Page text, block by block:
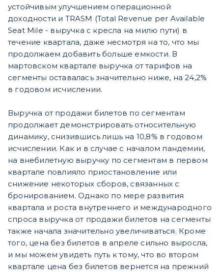
устойчивым улучшением операционной
доходности и TRASM (Total Revenue per Available
Seat Mile - выручка с кресла на милю пути) в
течение квартала, даже несмотря на то, что мы
продолжаем добавить больше емкости. В
мартовском квартале выручка от тарифов на
сегменты оставалась значительно ниже, на 24,2%
в годовом исчислении.
Выручка от продажи билетов по сегментам
продолжает демонстрировать относительную
динамику, снизившись лишь на 10,8% в годовом
исчислении. Как и в случае с началом пандемии,
на внебилетную выручку по сегментам в первом
квартале повлияло приостановление или
снижение некоторых сборов, связанных с
бронированием. Однако по мере развития
квартала и роста внутреннего и международного
спроса выручка от продажи билетов на сегменты
также начала значительно увеличиваться. Кроме
того, цена без билетов в апреле сильно выросла,
и мы можем увидеть путь к тому, что во втором
квартале цена без билетов вернется на прежний